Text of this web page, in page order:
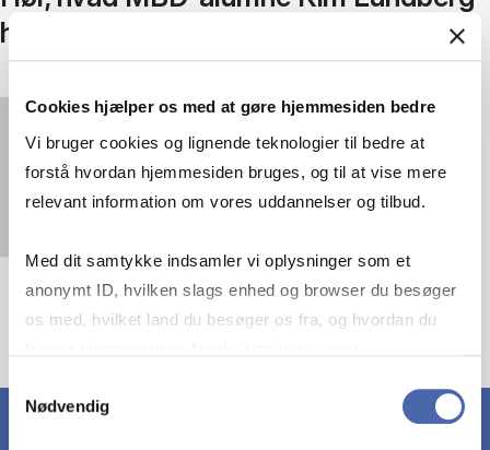
Cookies hjælper os med at gøre hjemmesiden bedre
Vi bruger cookies og lignende teknologier til bedre at
forstå hvordan hjemmesiden bruges, og til at vise mere
relevant information om vores uddannelser og tilbud.
Med dit samtykke indsamler vi oplysninger som et
anonymt ID, hvilken slags enhed og browser du besøger
os med, hvilket land du besøger os fra, og hvordan du
markedsføring. Du bestemmer selv - og kan altid trække
Samtykkevalg
Nødvendig
har fået ud af uddannelsen
You mustaccept statistics cookiesto view this
video.